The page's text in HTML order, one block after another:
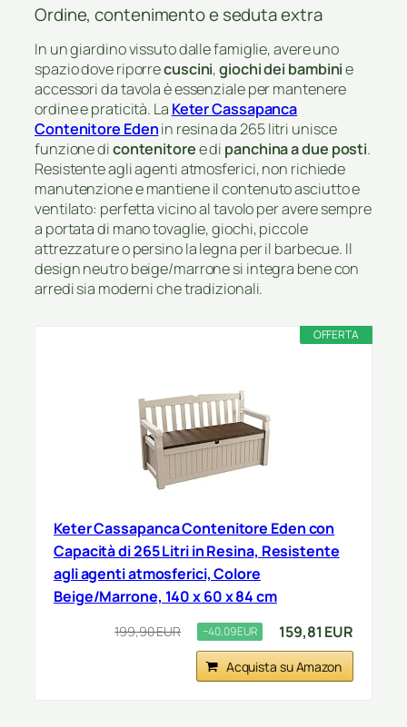
Ordine, contenimento e seduta extra
In un giardino vissuto dalle famiglie, avere uno
spazio dove riporrecuscini,giochi dei bambinie
accessori da tavola è essenziale per mantenere
ordine e praticità. La Keter Cassapanca
Contenitore Edenin resina da 265 litri unisce
funzione dicontenitoree di panchina a due posti.
Resistente agli agenti atmosferici, non richiede
manutenzione e mantiene il contenuto asciutto e
ventilato: perfetta vicino al tavolo per avere sempre
a portata di mano tovaglie, giochi, piccole
attrezzature o persino la legna per il barbecue. Il
design neutro beige/marrone si integra bene con
arredi sia moderni che tradizionali.
OFFERTA
Keter Cassapanca Contenitore Eden con
Capacità di 265 Litri in Resina, Resistente
agli agenti atmosferici, Colore
Beige/Marrone, 140 x 60 x 84 cm
199,90 EUR −40,09 EUR 159,81 EUR
Acquista su Amazon